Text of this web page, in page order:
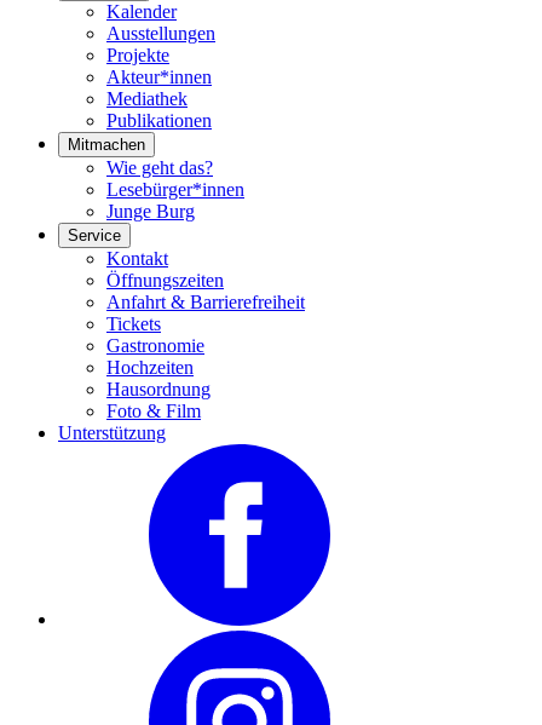
Kalender
Ausstellungen
Projekte
Akteur*innen
Mediathek
Publikationen
Mitmachen
Wie geht das?
Lesebürger*innen
Junge Burg
Service
Kontakt
Öffnungszeiten
Anfahrt & Barrierefreiheit
Tickets
Gastronomie
Hochzeiten
Hausordnung
Foto & Film
Unterstützung